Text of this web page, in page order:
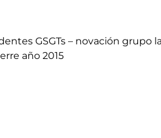
GSGTs – novación grupo
año 2015